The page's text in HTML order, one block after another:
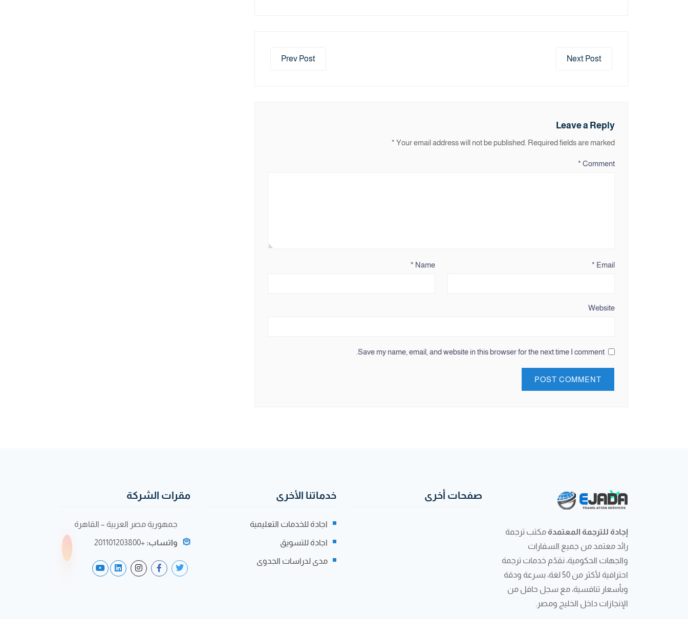
Prev Post Next Post
Leave a Reply
Your email address will not be published. Required fields are marked
*
Comment
*
Name
* Email
*
Website
Save my name, email, and website in this browser for the next time I comment.
إجادة للترجمة المعتمدة مكتب ترجمة
رائد معتمد من جميع السفارات
والجهات الحكومية، نقدّم خدمات ترجمة
احترافية لأكثر من 50 لغة، بسرعة ودقة
وبأسعار تنافسية، مع سجل حافل من
الإنجازات داخل الخليج ومصر.
صفحات أخرى خدماتنا الأخرى
اجادة للخدمات التعليمية
اجادة للتسويق
مدى لدراسات الجدوى
مقرات الشركة
جمهورية مصر العربية – القاهرة
واتساب: +201101203800